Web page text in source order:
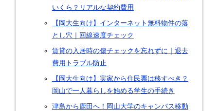
いくら？リアルな契約費用
【岡大生向け】インターネット無料物件の落
とし穴｜回線速度チェック
賃貸の入居時の傷チェックを忘れずに｜退去
費用トラブル防止
【岡大生向け】実家から住民票は移すべき？
岡山で一人暮らしを始める学生の手続き
津島から鹿田へ！岡山大学のキャンパス移動